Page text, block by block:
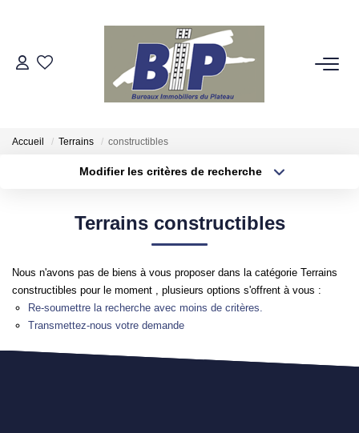
VENTES
BIENS VENDUS
NOTRE AGENCE
Nos Partenaires
Accueil Terrains constructibles
Modifier les critères de recherche
Terrains constructibles
Nous n'avons pas de biens à vous proposer dans la catégorie Terrains
constructibles pour le moment , plusieurs options s'offrent à vous :
Re-soumettre la recherche avec moins de critères.
Transmettez-nous votre demande